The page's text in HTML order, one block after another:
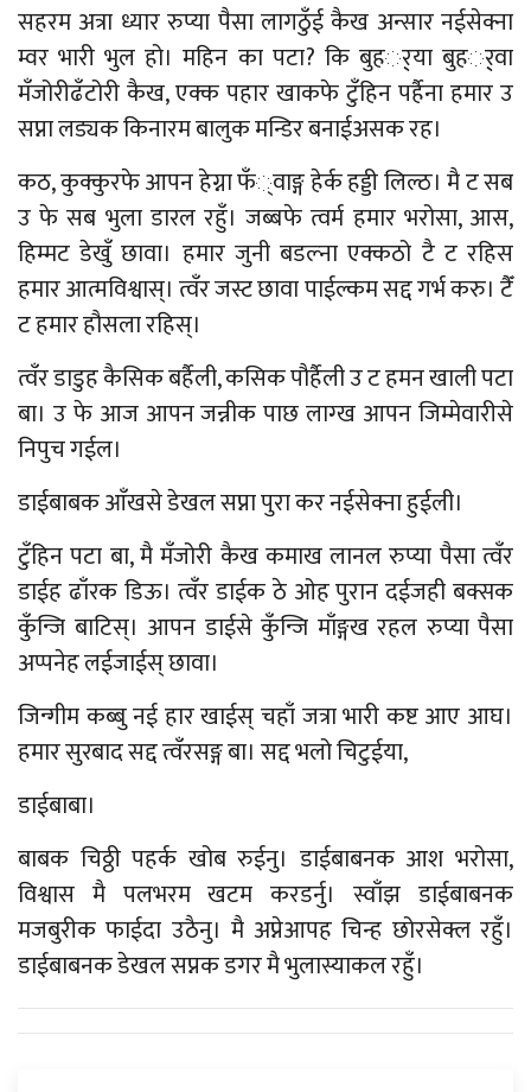
सहरम अत्रा ध्यार रुप्या पैसा लागठुँई कैख अन्सार नईसेक्ना
म्वर भारी भुल हो। महिन का पटा? कि बुहर््या बुहर््वा
मँजोरीढँटोरी कैख, एक्क पहार खाकफे टुँहिन पर्हैना हमार उ
सप्ना लड्यक किनारम बालुक मन्डिर बनाईअसक रह।
कठ, कुक्कुरफे आपन हेग्ना फँ्वाङ्ग हेर्क हड्डी लिल्ठ। मै ट सब
उ फे सब भुला डारल रहुँ। जब्बफे त्वर्म हमार भरोसा, आस,
हिम्मट डेखुँ छावा। हमार जुनी बडल्ना एक्कठो टै ट रहिस
हमार आत्मविश्वास्। त्वँर जस्ट छावा पाईल्कम सद्द गर्भ करु। टैँ
ट हमार हौसला रहिस्।
त्वँर डाडुह कैसिक बर्हैली, कसिक पौर्हैली उ ट हमन खाली पटा
बा। उ फे आज आपन जन्नीक पाछ लाग्ख आपन जिम्मेवारीसे
निपुच गईल।
डाईबाबक आँखसे डेखल सप्ना पुरा कर नईसेक्ना हुईली।
टुँहिन पटा बा, मै मँजोरी कैख कमाख लानल रुप्या पैसा त्वँर
डाईह ढाँरक डिऊ। त्वँर डाईक ठे ओह पुरान दईजही बक्सक
कुँन्जि बाटिस्। आपन डाईसे कुँन्जि माँङ्गख रहल रुप्या पैसा
अप्पनेह लईजाईस् छावा।
जिन्गीम कब्बु नई हार खाईस् चहाँ जत्रा भारी कष्ट आए आघ।
हमार सुरबाद सद्द त्वँरसङ्ग बा। सद्द भलो चिटुईया,
डाईबाबा।
बाबक चिठ्ठी पहर्क खोब रुईनु। डाईबाबनक आश भरोसा,
विश्वास मै पलभरम खटम करडर्नु। स्वाँझ डाईबाबनक
मजबुरीक फाईदा उठैनु। मै अप्नेआपह चिन्ह छोरसेक्ल रहुँ।
डाईबाबनक डेखल सप्नक डगर मै भुलास्याकल रहुँ।